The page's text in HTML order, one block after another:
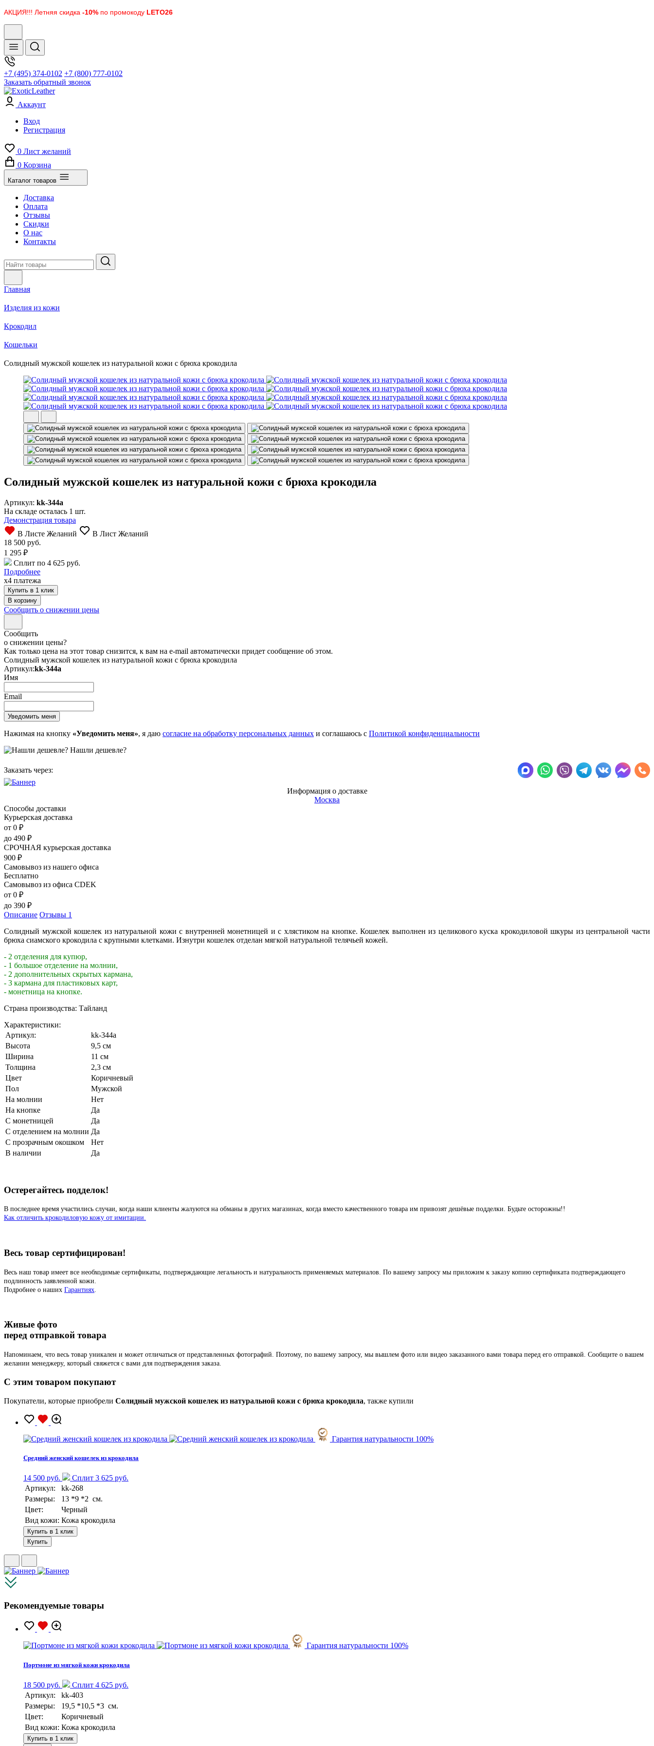
АКЦИЯ!!! Летняя скидка -10% по промокоду LETO26
+7 (495) 374-0102 +7 (800) 777-0102
Заказать обратный звонок
Аккаунт
Вход
Регистрация
0 Лист желаний
0 Корзина
Каталог товаров
Доставка
Оплата
Отзывы
Скидки
О нас
Контакты
Главная
Изделия из кожи
Крокодил
Кошельки
Солидный мужской кошелек из натуральной кожи с брюха крокодила
Солидный мужской кошелек из натуральной кожи с брюха крокодила
Артикул: kk-344a
На складе осталась 1 шт.
Демонстрация товара
В Листе Желаний
В Лист Желаний
18 500 руб.
1 295 ₽
Сплит по 4 625 руб.
Подробнее
x4 платежа
Купить в 1 клик
Сообщить о снижении цены
Сообщить
о снижении цены?
Как только цена на этот товар снизится, к вам на e-mail автоматически придет сообщение об этом.
Солидный мужской кошелек из натуральной кожи с брюха крокодила
Артикул:kk-344a
Имя
Email
Нажимая на кнопку «Уведомить меня», я даю согласие на обработку персональных данных и соглашаюсь с Политикой конфиденциальности
Нашли дешевле?
Заказать через:
Информация о доставке
Москва
Способы доставки
Курьерская доставка
от 0 ₽
до 490 ₽
СРОЧНАЯ курьерская доставка
900 ₽
Самовывоз из нашего офиса
Бесплатно
Самовывоз из офиса CDEK
от 0 ₽
до 390 ₽
Описание Отзывы 1
Солидный мужской кошелек из натуральной кожи с внутренней монетницей и с хлястиком на кнопке. Кошелек выполнен из целикового куска крокодиловой шкуры из центральной части
брюха сиамского крокодила с крупными клетками. Изнутри кошелек отделан мягкой натуральной телячьей кожей.
- 2 отделения для купюр,
- 1 большое отделение на молнии,
- 2 дополнительных скрытых кармана,
- 3 кармана для пластиковых карт,
- монетница на кнопке.
Страна производства: Тайланд
Характеристики:
Артикул:
kk-344a
Высота
9,5 см
Ширина
11 см
Толщина
2,3 см
Цвет
Коричневый
Пол
Мужской
На молнии
Нет
На кнопке
Да
С монетницей
Да
С отделением на молнии Да
С прозрачным окошком
Нет
В наличии
Да
Остерегайтесь подделок!
В последнее время участились случаи, когда наши клиенты жалуются на обманы в других магазинах, когда вместо качественного товара им привозят дешёвые подделки. Будьте осторожны!!
Как отличить крокодиловую кожу от имитации.
Весь товар сертифицирован!
Весь наш товар имеет все необходимые сертификаты, подтверждающие легальность и натуральность применяемых материалов. По вашему запросу мы приложим к заказу копию сертификата подтверждающего
подлинность заявленной кожи.
Подробнее о наших Гарантиях
Живые фото
перед отправкой товара
Напоминаем, что весь товар уникален и может отличаться от представленных фотографий. Поэтому, по вашему запросу, мы вышлем фото или видео заказанного вами товара перед его отправкой. Сообщите о вашем
желании менеджеру, который свяжется с вами для подтверждения заказа.
C этим товаром покупают
Покупатели, которые приобрели Солидный мужской кошелек из натуральной кожи с брюха крокодила, также купили
Гарантия натуральности 100%
Средний женский кошелек из крокодила
14 500 руб.
Сплит 3 625 руб.
Артикул:
kk-268
Размеры:
13 *9 *2 см.
Цвет:
Черный
Вид кожи: Кожа крокодила
Купить в 1 клик
Купить
Рекомендуемые товары
Гарантия натуральности 100%
Портмоне из мягкой кожи крокодила
18 500 руб.
Сплит 4 625 руб.
Артикул:
kk-403
Размеры:
19,5 *10,5 *3 см.
Цвет:
Коричневый
Вид кожи: Кожа крокодила
Купить в 1 клик